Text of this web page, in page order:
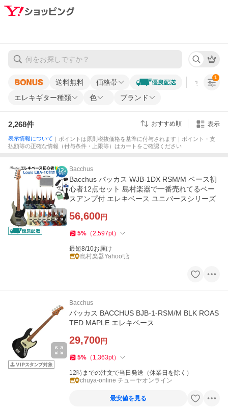
送料無料 価格帯 すべての条
エレキギター種類 色 ブランド
1
2,268件 おすすめ順 表示
表示情報について ｜ポイントは原則税抜価格を基準に付与されます｜ポイント・支
払額等の正確な情報（付与条件・上限等）はカートをご確認ください
Bacchus
Bacchus バッカス WJB-1DX RSM/M ベース初
心者12点セット 島村楽器で一番売れてるベー
スアンプ付 エレキベース ユニバースシリーズ
56,600円
5% （2,597pt）
最短8/10お届け
島村楽器Yahoo!店
Bacchus
バッカス BACCHUS BJB-1-RSM/M BLK ROAS
TED MAPLE エレキベース
29,700円
5% （ 1,363pt）
12時までの注文で当日発送（休業日を除く）
chuya-online チューヤオンライン
最安値を見る